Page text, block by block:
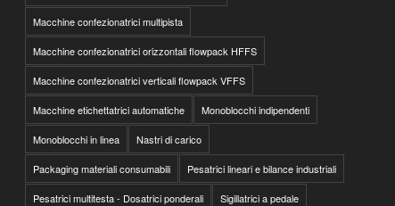
Macchine confezionatrici multipista
Macchine confezionatrici orizzontali flowpack HFFS
Macchine confezionatrici verticali flowpack VFFS
Macchine etichettatrici automatiche Monoblocchi indipendenti
Monoblocchi in linea Nastri di carico
Packaging materiali consumabili Pesatrici lineari e bilance industriali
Pesatrici multitesta - Dosatrici ponderali Sigillatrici a pedale